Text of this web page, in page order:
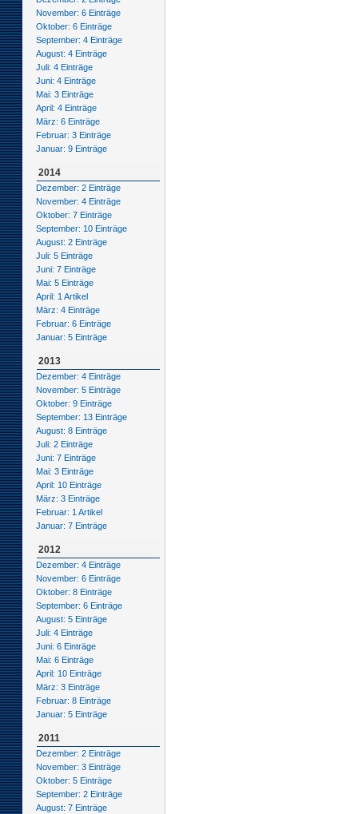
November: 6 Einträge
Oktober: 6 Einträge
September: 4 Einträge
August: 4 Einträge
Juli: 4 Einträge
Juni: 4 Einträge
Mai: 3 Einträge
April: 4 Einträge
März: 6 Einträge
Februar: 3 Einträge
Januar: 9 Einträge
2014
Dezember: 2 Einträge
November: 4 Einträge
Oktober: 7 Einträge
September: 10 Einträge
August: 2 Einträge
Juli: 5 Einträge
Juni: 7 Einträge
Mai: 5 Einträge
April: 1 Artikel
März: 4 Einträge
Februar: 6 Einträge
Januar: 5 Einträge
2013
Dezember: 4 Einträge
November: 5 Einträge
Oktober: 9 Einträge
September: 13 Einträge
August: 8 Einträge
Juli: 2 Einträge
Juni: 7 Einträge
Mai: 3 Einträge
April: 10 Einträge
März: 3 Einträge
Februar: 1 Artikel
Januar: 7 Einträge
2012
Dezember: 4 Einträge
November: 6 Einträge
Oktober: 8 Einträge
September: 6 Einträge
August: 5 Einträge
Juli: 4 Einträge
Juni: 6 Einträge
Mai: 6 Einträge
April: 10 Einträge
März: 3 Einträge
Februar: 8 Einträge
Januar: 5 Einträge
2011
Dezember: 2 Einträge
November: 3 Einträge
Oktober: 5 Einträge
September: 2 Einträge
August: 7 Einträge